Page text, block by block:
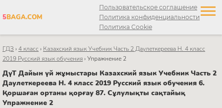
5BAGA.COM
Пользовательское соглашение
Политика конфиденциальности
Политика Cookie
ГДЗ ›4 класс › Казахский язык Учебник Часть 2 Даулеткереева Н. 4 класс
2019 Русский язык обучения›Упражнение 2
ДүТ Дайын үй жұмыстары Казахский язык Учебник Часть 2
Даулеткереева Н. 4 класс 2019 Русский язык обучения 6.
Қоршаған ортаны қорғау 87. Сұлулықты сақтайық
Упражнение 2